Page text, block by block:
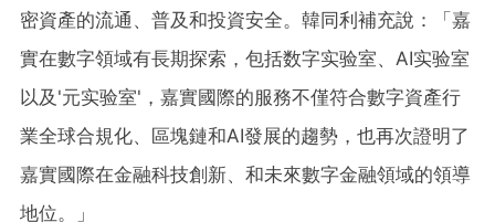
密資產的流通、普及和投資安全。韓同利補充說：
「嘉
實在數字領域有長期探索，包括数字实验室、AI实验室
以及'元实验室'，嘉實國際的服務不僅符合數字資產行
業全球合規化、區塊鏈和AI發展的趨勢，也再次證明了
嘉實國際在金融科技創新、和未來數字金融領域的領導
地位。
」